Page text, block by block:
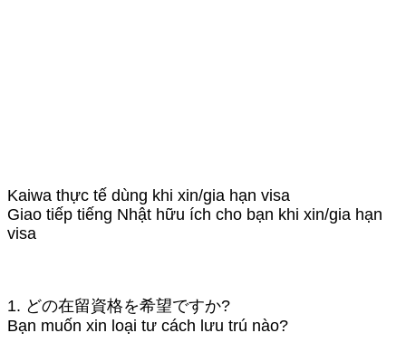
Kaiwa thực tế dùng khi xin/gia hạn visa
Giao tiếp tiếng Nhật hữu ích cho bạn khi xin/gia hạn
visa
1. どの在留資格を希望ですか?
Bạn muốn xin loại tư cách lưu trú nào?